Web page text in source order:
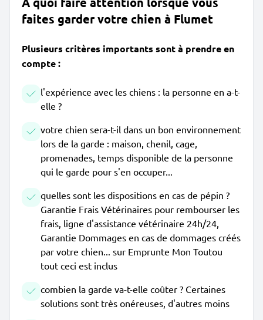
faites garder votre chien à Flumet
Plusieurs critères importants sont à prendre en
compte :
l'expérience avec les chiens : la personne en a-t-
elle ?
votre chien sera-t-il dans un bon environnement
lors de la garde : maison, chenil, cage,
promenades, temps disponible de la personne
qui le garde pour s'en occuper...
quelles sont les dispositions en cas de pépin ?
Garantie Frais Vétérinaires pour rembourser les
frais, ligne d'assistance vétérinaire 24h/24,
Garantie Dommages en cas de dommages créés
par votre chien... sur Emprunte Mon Toutou
tout ceci est inclus
combien la garde va-t-elle coûter ? Certaines
solutions sont très onéreuses, d'autres moins